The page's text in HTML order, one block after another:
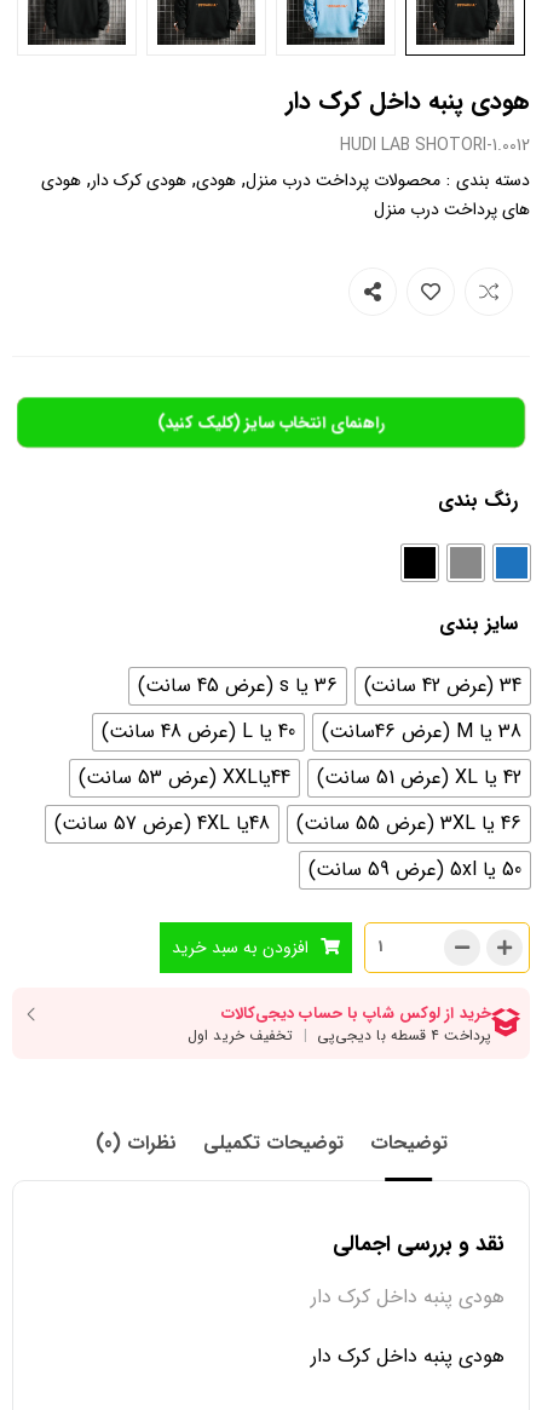
هودی پنبه داخل کرک دار
0012.HUDI LAB SHOTORI-1
دسته بندی : محصولات پرداخت درب منزل, هودی, هودی کرک دار, هودی
های پرداخت درب منزل
راهنمای انتخاب سایز (کلیک کنید)
رنگ بندی
سایز بندی
34 (عرض 42 سانت)
36 یا s (عرض 45 سانت)
38 یا M (عرض 46سانت)
40 یا L (عرض 48 سانت)
42 یا XL (عرض 51 سانت)
44یاXXL (عرض 53 سانت)
46 یا 3XL (عرض 55 سانت)
48یا 4XL (عرض 57 سانت)
50 یا 5xl (عرض 59 سانت)
افزودن به سبد خرید
توضیحات توضیحات تکمیلی نظرات (0)
نقد و بررسی اجمالی
هودی پنبه داخل کرک دار
هودی پنبه داخل کرک دار